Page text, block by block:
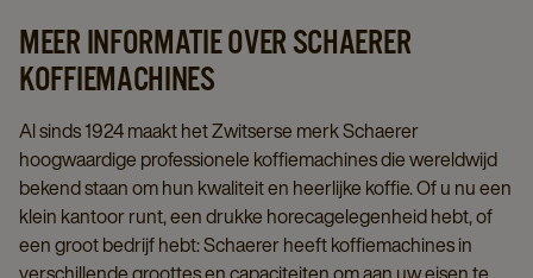
MEER INFORMATIE OVER SCHAERER
KOFFIEMACHINES
Al sinds 1924 maakt het Zwitserse merk Schaerer
hoogwaardige professionele koffiemachines die wereldwijd
bekend staan om hun kwaliteit en heerlijke koffie. Of u nu een
klein kantoor runt, een drukke horecagelegenheid hebt, of
een groot bedrijf hebt: Schaerer heeft koffiemachines in